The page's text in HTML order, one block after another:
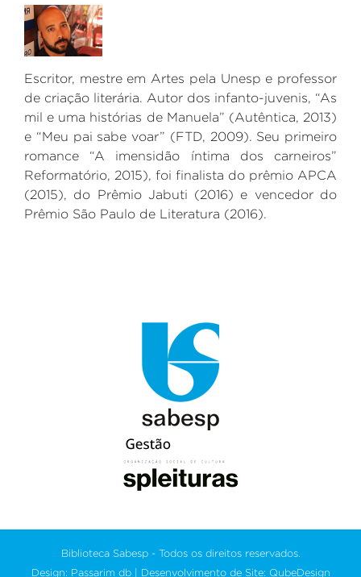
Escritor, mestre em Artes pela Unesp e professor
de criação literária. Autor dos infanto-juvenis, “As
mil e uma histórias de Manuela” (Autêntica, 2013)
e “Meu pai sabe voar” (FTD, 2009). Seu primeiro
romance “A imensidão íntima dos carneiros”
Reformatório, 2015), foi finalista do prêmio APCA
(2015), do Prêmio Jabuti (2016) e vencedor do
Prêmio São Paulo de Literatura (2016).
Biblioteca Sabesp - Todos os direitos reservados.
Design: Passarim db | Desenvolvimento de Site: QubeDesign